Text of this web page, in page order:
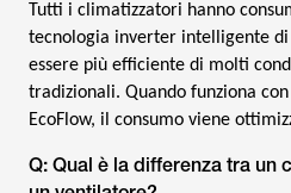
Tutti i climatizzatori hanno
tecnologia inverter intelligente di
essere più efficiente di molti
tradizionali. Quando funziona
EcoFlow, il consumo viene
Q: Qual è la differenza tra un